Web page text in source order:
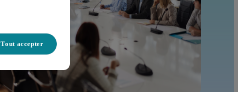
Tout accepter